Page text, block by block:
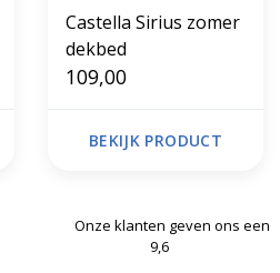
Castella Sirius zomer
dekbed
109,00
BEKIJK PRODUCT
Onze klanten geven ons een
9,6